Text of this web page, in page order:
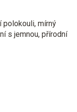
polokouli, mírný
s jemnou, přírodní